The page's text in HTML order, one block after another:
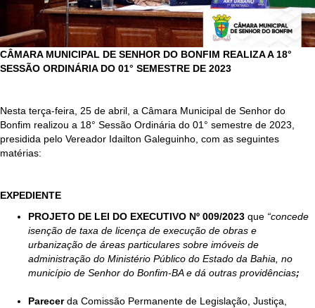
CÂMARA MUNICIPAL DE SENHOR DO BONFIM REALIZA A 18°
SESSÃO ORDINÁRIA DO 01° SEMESTRE DE 2023
Nesta terça-feira, 25 de abril, a Câmara Municipal de Senhor do
Bonfim realizou a 18° Sessão Ordinária do 01° semestre de 2023,
presidida pelo Vereador Idailton Galeguinho, com as seguintes
matérias:
EXPEDIENTE
PROJETO DE LEI DO EXECUTIVO Nº 009/2023 que “concede
isenção de taxa de licença de execução de obras e
urbanização de áreas particulares sobre imóveis de
administração do Ministério Público do Estado da Bahia, no
município de Senhor do Bonfim-BA e dá outras providências;
Parecerda Comissão Permanente de Legislação, Justiça,